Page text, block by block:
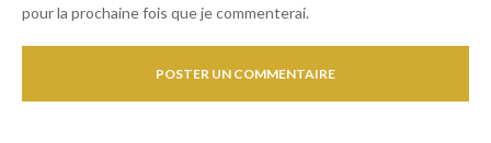
pour la prochaine fois que je commenterai.